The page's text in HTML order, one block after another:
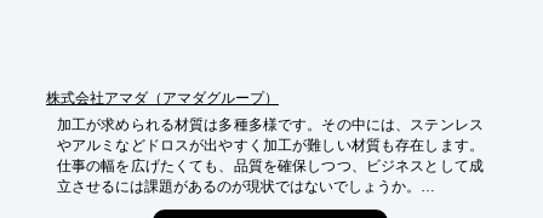
株式会社アマダ（アマダグループ）
加工が求められる材質は多種多様です。その中には、ステンレス
やアルミなどドロスが出やすく加工が難しい材質も存在します。
仕事の幅を広げたくても、品質を確保しつつ、ビジネスとして成
立させるには課題があるのが現状ではないでしょうか。